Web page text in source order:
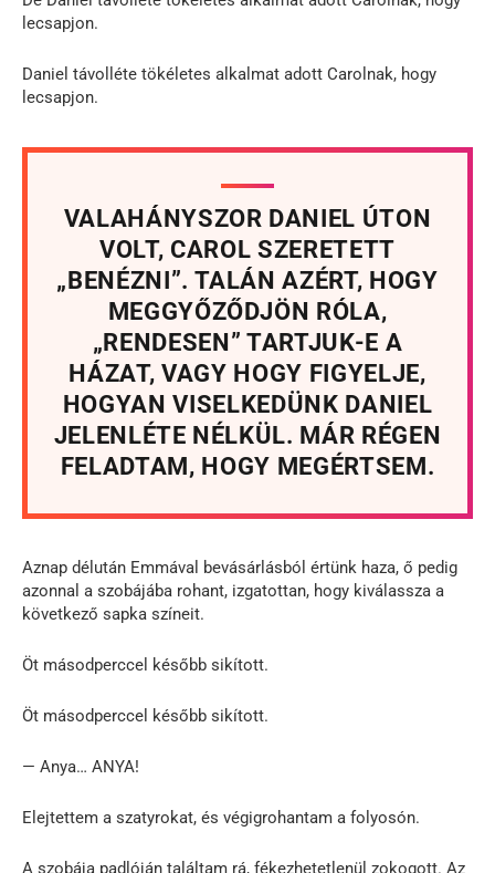
lecsapjon.
Daniel távolléte tökéletes alkalmat adott Carolnak, hogy
lecsapjon.
VALAHÁNYSZOR DANIEL ÚTON
VOLT, CAROL SZERETETT
„BENÉZNI”. TALÁN AZÉRT, HOGY
MEGGYŐZŐDJÖN RÓLA,
„RENDESEN” TARTJUK-E A
HÁZAT, VAGY HOGY FIGYELJE,
HOGYAN VISELKEDÜNK DANIEL
JELENLÉTE NÉLKÜL. MÁR RÉGEN
FELADTAM, HOGY MEGÉRTSEM.
Aznap délután Emmával bevásárlásból értünk haza, ő pedig
azonnal a szobájába rohant, izgatottan, hogy kiválassza a
következő sapka színeit.
Öt másodperccel később sikított.
Öt másodperccel később sikított.
— Anya… ANYA!
Elejtettem a szatyrokat, és végigrohantam a folyosón.
A szobája padlóján találtam rá, fékezhetetlenül zokogott. Az